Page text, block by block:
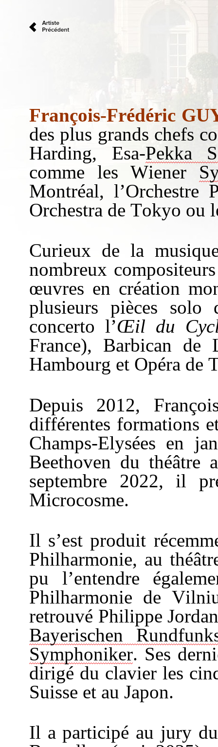
François-Frédéric
des plus grands chefs
Harding, Esa-Pekka
comme les Wiener
Montréal, l’Orchestre
Orchestra de Tokyo ou
Curieux de la
nombreux
œuvres en création
plusieurs pièces
concerto l’Œil du
France), Barbican
Hambourg et Opéra de
Depuis 2012,
différentes formations
Champs-Elysées en
Beethoven du théâtre
septembre 2022, il
Microcosme.
Il s’est produit
Philharmonie, au
pu l’entendre
Philharmonie de
retrouvé Philippe
Bayerischen
Symphoniker. Ses
dirigé du clavier les
Suisse et au Japon.
Il a participé au jury